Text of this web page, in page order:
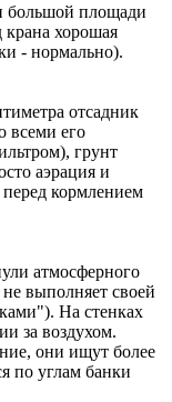
большой площади
крана хорошая
- нормально).
отсадник
всеми его
грунт
аэрация и
кормлением
атмосферного
выполняет своей
На стенках
за воздухом.
они ищут более
по углам банки